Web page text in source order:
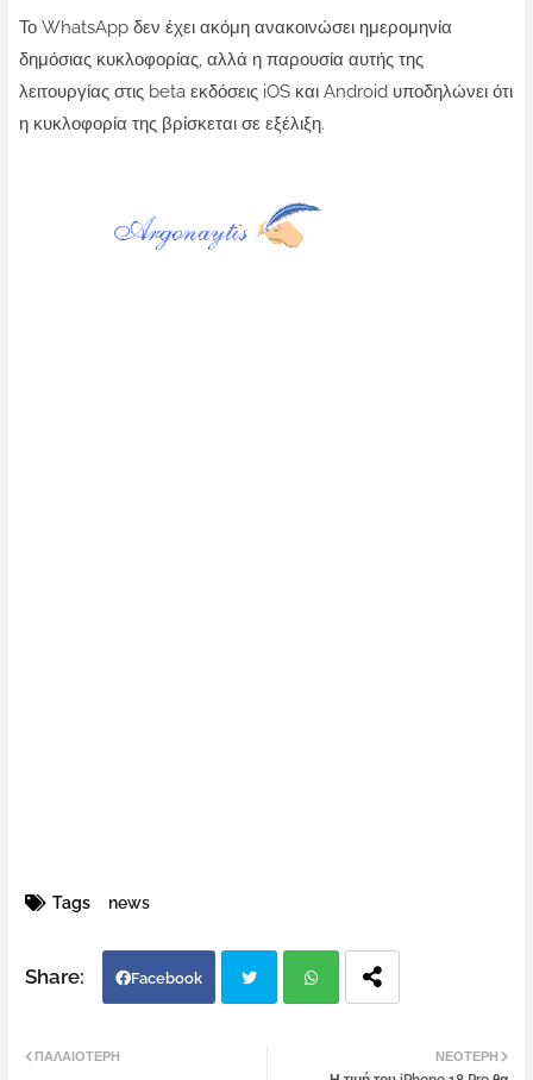
Το WhatsApp δεν έχει ακόμη ανακοινώσει ημερομηνία
δημόσιας κυκλοφορίας, αλλά η παρουσία αυτής της
λειτουργίας στις beta εκδόσεις iOS και Android υποδηλώνει ότι
η κυκλοφορία της βρίσκεται σε εξέλιξη.
Tags news
Facebook
ΝΕΌΤΕΡΗ
ΠΑΛΑΙΌΤΕΡΗ